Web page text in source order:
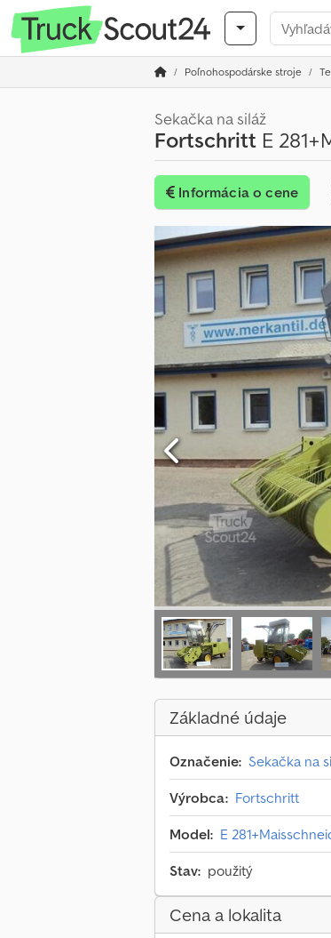
Poľnohospodárske stroje
Sekačka na siláž
Fortschritt E
Informácia o cene
Základné údaje
Označenie: Sekačka na
Výrobca: Fortschritt
Model: E
Stav: použitý
Cena a lokalita